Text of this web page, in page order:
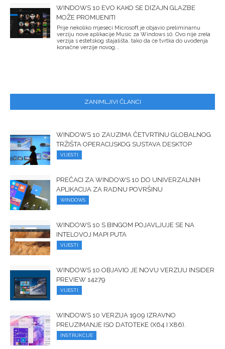
WINDOWS 10 EVO KAKO SE DIZAJN GLAZBE
MOŽE PROMIJENITI
Prije nekoliko mjeseci Microsoft je objavio preliminarnu
verziju nove aplikacije Music za Windows 10. Ovo nije zrela
verzija s estetskog stajališta, tako da će tvrtka do uvođenja
konačne verzije novog...
ZANIMLJIVI ČLANCI
WINDOWS 10 ZAUZIMA ČETVRTINU GLOBALNOG
TRŽIŠTA OPERACIJSKOG SUSTAVA DESKTOP
VIJESTI
PREČACI ZA WINDOWS 10 DO UNIVERZALNIH
APLIKACIJA ZA RADNU POVRŠINU
WINDOWS
WINDOWS 10 S BINGOM POJAVLJUJE SE NA
INTELOVOJ MAPI PUTA
VIJESTI
WINDOWS 10 OBJAVIO JE NOVU VERZIJU INSIDER
PREVIEW 14279
VIJESTI
WINDOWS 10 VERZIJA 1909 IZRAVNO
PREUZIMANJE ISO DATOTEKE (X64 I X86).
INSTRUKCIJE